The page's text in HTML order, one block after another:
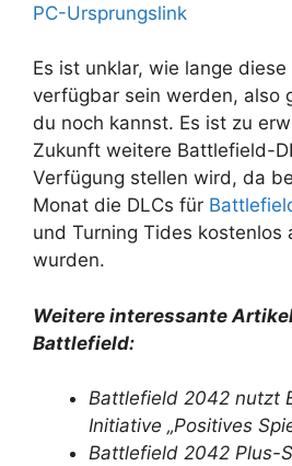
PC-Ursprungslink
Es ist unklar, wie lange
verfügbar sein werden, also
du noch kannst. Es ist zu
Zukunft weitere Battlefield-
Verfügung stellen wird, da
Monat die DLCs für
und Turning Tides kostenlos
wurden.
Weitere interessante
Battlefield:
Battlefield 2042 nutzt
Initiative „Positives
Battlefield 2042 Plus-